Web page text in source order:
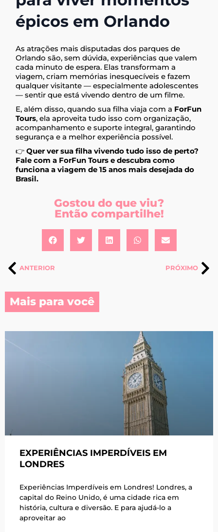
épicos em Orlando
As atrações mais disputadas dos parques de
Orlando são, sem dúvida, experiências que valem
cada minuto de espera. Elas transformam a
viagem, criam memórias inesquecíveis e fazem
qualquer visitante — especialmente adolescentes
— sentir que está vivendo dentro de um filme.
E, além disso, quando sua filha viaja com a ForFun
Tours, ela aproveita tudo isso com organização,
acompanhamento e suporte integral, garantindo
segurança e a melhor experiência possível.
👉Quer ver sua filha vivendo tudo isso de perto?
Fale com a ForFun Tours e descubra como
funciona a viagem de 15 anos mais desejada do
Brasil.
Gostou do que viu?
Então compartilhe!
ANTERIOR PRÓXIMO
Mais para você
EXPERIÊNCIAS IMPERDÍVEIS EM
LONDRES
Experiências Imperdíveis em Londres! Londres, a
capital do Reino Unido, é uma cidade rica em
história, cultura e diversão. E para ajudá-lo a
aproveitar ao